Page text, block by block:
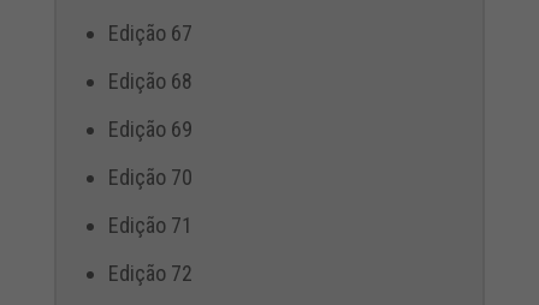
Edição 67
Edição 68
Edição 69
Edição 70
Edição 71
Edição 72